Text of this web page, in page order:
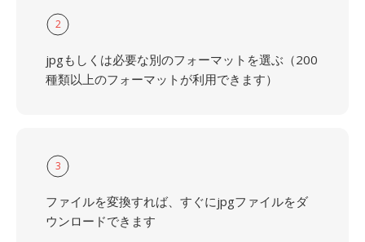
2
jpgもしくは必要な別のフォーマットを選ぶ（200
種類以上のフォーマットが利用できます）
3
ファイルを変換すれば、すぐにjpgファイルをダ
ウンロードできます